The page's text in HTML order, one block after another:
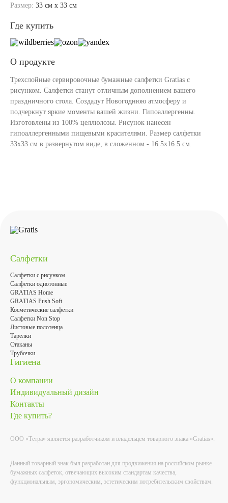
Размер: 33 см x 33 см
Где купить
О продукте
Трехслойные сервировочные бумажные салфетки Gratias с
рисунком. Салфетки станут отличным дополнением вашего
праздничного стола. Создадут Новогоднюю атмосферу и
подчеркнут яркие моменты вашей жизни. Гипоаллергенны.
Изготовлены из 100% целлюлозы. Рисунок нанесен
гипоаллергенными пищевыми красителями. Размер салфетки
33х33 см в развернутом виде, в сложенном - 16.5х16.5 см.
Салфетки
Салфетки с рисунком
Салфетки однотонные
GRATIAS Home
GRATIAS Push Soft
Косметические салфетки
Салфетки Non Stop
Листовые полотенца
Тарелки
Стаканы
Трубочки
Гигиена
О компании
Индивидуальный дизайн
Контакты
Где купить?
ООО «Тетра» является разработчиком и владельцем товарного знака «Gratias».
Данный товарный знак был разработан для продвижения на российском рынке
бумажных салфеток, отвечающих высоким стандартам качества,
функциональным, эргономическим, эстетическим потребительским свойствам.